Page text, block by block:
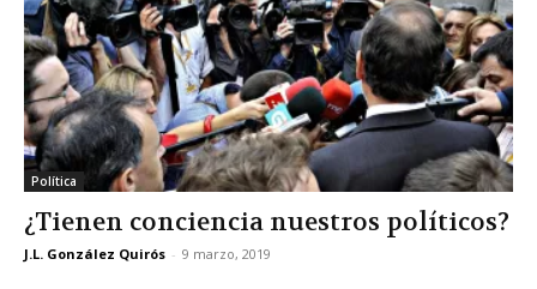
Política
¿Tienen conciencia nuestros políticos?
J.L. González Quirós - 9 marzo, 2019